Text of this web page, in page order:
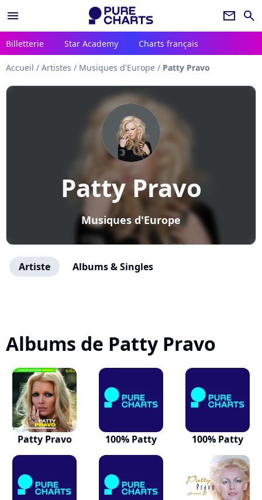
menu newsletter search
Billetterie Star Academy Charts français
Accueil / Artistes / Musiques d'Europe / Patty Pravo
Patty Pravo
Musiques d'Europe
Artiste Albums & Singles
Albums de Patty Pravo
Patty Pravo 100% Patty 100% Patty